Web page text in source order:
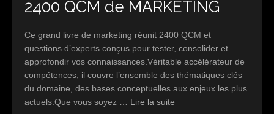
2400 QCM de MARKETING
Ce grand livre de marketing réunit 2400 QCM et
questions d’experts conçus pour tester, consolider et
approfondir vos connaissances.Véritable accélérateur de
compétences, il couvre l’ensemble des thématiques clés
du domaine, des bases conceptuelles aux enjeux les plus
actuels.Que vous soyez … Lire la suite